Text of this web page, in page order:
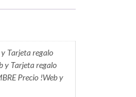
Tarjeta regalo
y Tarjeta regalo
Precio !Web y